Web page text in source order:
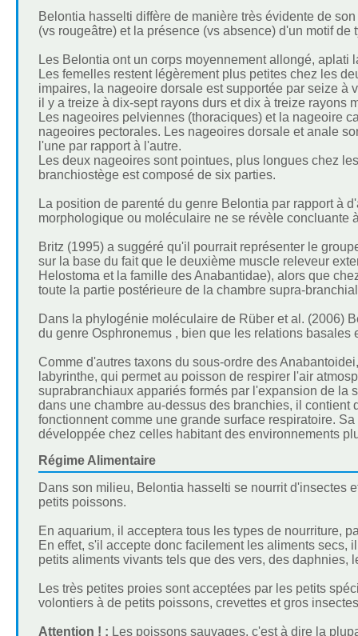
Belontia hasselti diffère de manière très évidente de
(vs rougeâtre) et la présence (vs absence) d'un motif
Les Belontia ont un corps moyennement allongé,
Les femelles restent légèrement plus petites chez les
impaires, la nageoire dorsale est supportée par seize à
il y a treize à dix-sept rayons durs et dix à treize rayons
Les nageoires pelviennes (thoraciques) et la nageoire
nageoires pectorales. Les nageoires dorsale et anale
l'une par rapport à l'autre.
Les deux nageoires sont pointues, plus longues chez
branchiostège est composé de six parties.
La position de parenté du genre Belontia par rapport à
morphologique ou moléculaire ne se révèle concluante
Britz (1995) a suggéré qu'il pourrait représenter le
sur la base du fait que le deuxième muscle releveur
Helostoma et la famille des Anabantidae), alors que
toute la partie postérieure de la chambre supra-
Dans la phylogénie moléculaire de Rüber et al. (2006)
du genre Osphronemus , bien que les relations
Comme d'autres taxons du sous-ordre des
labyrinthe, qui permet au poisson de respirer l'air
suprabranchiaux appariés formés par l'expansion de la
dans une chambre au-dessus des branchies, il
fonctionnent comme une grande surface respiratoire.
développée chez celles habitant des environnements
Régime Alimentaire
Dans son milieu, Belontia hasselti se nourrit d'insectes
petits poissons.
En aquarium, il acceptera tous les types de nourriture,
En effet, s'il accepte donc facilement les aliments
petits aliments vivants tels que des vers, des daphnies,
Les très petites proies sont acceptées par les petits
volontiers à de petits poissons, crevettes et gros
Attention ! : Les poissons sauvages, c'est à dire la